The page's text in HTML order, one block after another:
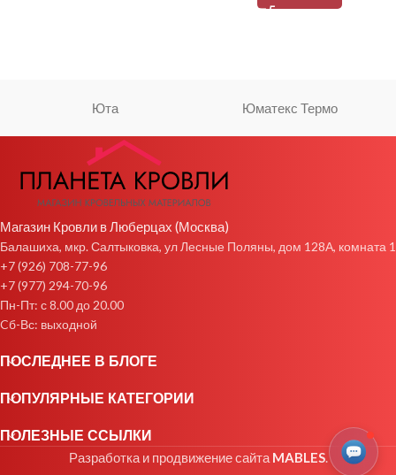
Юта Юматекс Термо
Магазин Кровли в Люберцах (Москва)
Балашиха, мкр. Салтыковка, ул Лесные Поляны, дом 128А, комната 1
+7 (926) 708-77-96
+7 (977) 294-70-96
Пн-Пт: с 8.00 до 20.00
Cб-Вс: выходной
ПОСЛЕДНЕЕ В БЛОГЕ
ПОПУЛЯРНЫЕ КАТЕГОРИИ
ПОЛЕЗНЫЕ ССЫЛКИ
Разработка и продвижение сайтаMABLES.